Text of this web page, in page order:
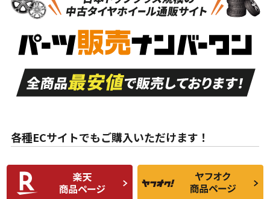
S
品）
S
新車外し品（新古
付き
A
走行距離も少なく、
目立つ傷もほとんど
ない中古品
A
走行距離も少なく、
非常に状態の良い中
古品
な中古品
んどない中古品
C
使用感や傷があり、
比較的きれいな中古
品
C
偏磨耗・劣化は感じ
られるが、使用に問
題のない中古品
各種ECサイトでもご購入いただけます！